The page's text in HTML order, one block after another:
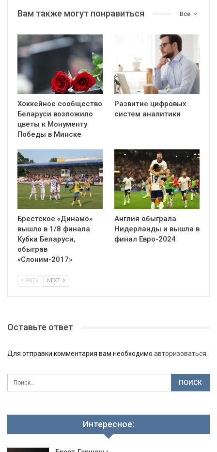
Все
Вам также могут понравиться
Хоккейное сообщество
Беларуси возложило
цветы к Монументу
Победы в Минске
Развитие цифровых
систем аналитики
Брестское «Динамо»
вышло в 1/8 финала
Кубка Беларуси,
обыграв
«Слоним-2017»
Англия обыграла
Нидерланды и вышла в
финал Евро-2024
PREV NEXT
Оставьте ответ
Для отправки комментария вам необходимо авторизоваться.
Интересное: